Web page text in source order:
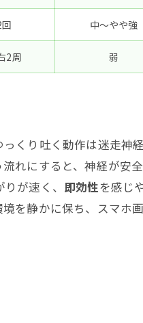
中〜やや強
2周 弱
くり吐く動作は迷走神
流れにすると、神経が安
が速く、 即効性を感じ
を静かに保ち、スマホ